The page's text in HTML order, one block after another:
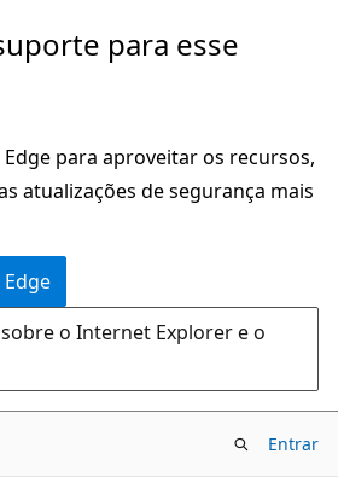
para esse
para aproveitar os recursos,
atualizações de segurança mais
o Internet Explorer e o
Entrar